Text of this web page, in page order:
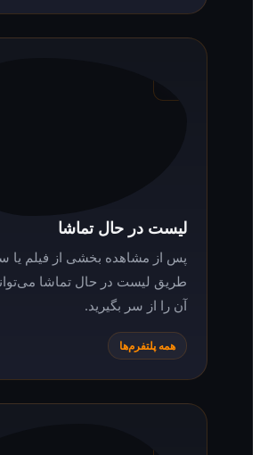
اندازه زیرنویس، انتقال به پلیرهای دیگر و تغییر
پس از مشاهده بخشی از فیلم یا سریال، از
طریق لیست در حال تماشا می‌توانید دوباره
آن را از سر بگیرید.